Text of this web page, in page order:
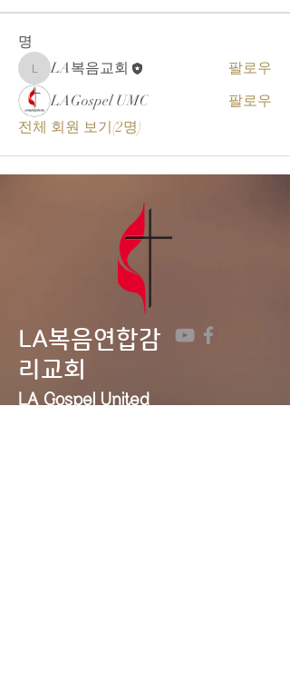
명
LA복음교회
LA복음교회
팔로우
LAGospel UMC
팔로우
전체 회원 보기(2명)
LA복음연합감
리교회
LA Gospel United